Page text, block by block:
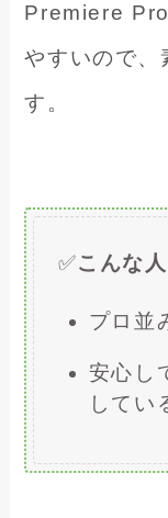
Premiere
やすいので、
す。
✅こんな
プロ並
安心し
してい